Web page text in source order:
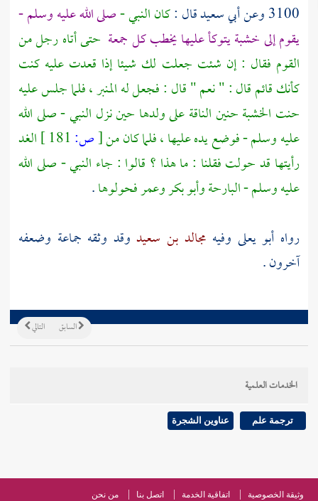
3100 وعن أبي سعيدقال :كان النبي -صلى الله عليه وسلم -
يقوم إلى خشبة يتوكأ عليها يخطب كل جمعة حتى أتاه رجل من
القوم فقال : إن شئت جعلت لك شيئا إذا قعدت عليه كنت
كأنك قائم قال : " نعم " قال : فجعل له المنبر ، فلما جلس عليه
حنت الخشبة حنين الناقة على ولدها حين نزل النبي - صلى الله
عليه وسلم - فوضع يده عليها ، فلما كان من[ص:
الغد
رأيتها قد حولت فقلنا : ما هذا ؟ قالوا : جاء النبي - صلى الله
عليه وسلم - البارحة وأبو بكر وعمر فحولوها.
رواه أبو يعلى وفيه مجالد بن سعيد وقد وثقه جماعة وضعفه
آخرون .
التالي السابق
الخدمات العلمية
ترجمة علم عناوين الشجرة
وثيقة الخصوصية اتفاقية الخدمة اتصل بنا من نحن